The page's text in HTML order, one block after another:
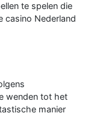
te spelen die
casino Nederland
wenden tot het
manier